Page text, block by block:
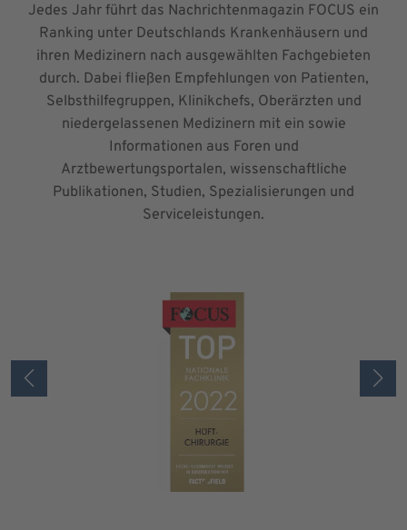
Jedes Jahr führt das Nachrichtenmagazin FOCUS ein
Ranking unter Deutschlands Krankenhäusern und
ihren Medizinern nach ausgewählten Fachgebieten
durch. Dabei fließen Empfehlungen von Patienten,
Selbsthilfegruppen, Klinikchefs, Oberärzten und
niedergelassenen Medizinern mit ein sowie
Informationen aus Foren und
Arztbewertungsportalen, wissenschaftliche
Publikationen, Studien, Spezialisierungen und
Serviceleistungen.